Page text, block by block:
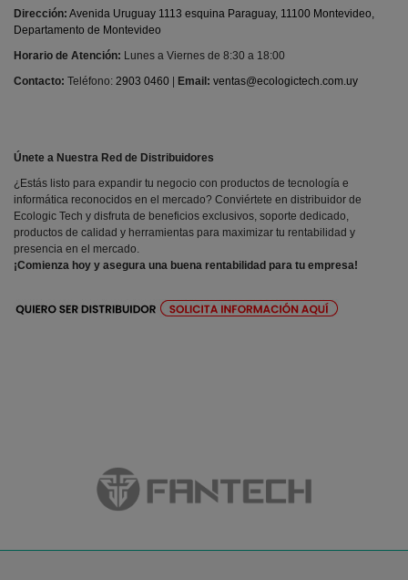
Dirección: Avenida Uruguay 1113 esquina Paraguay, 11100 Montevideo,
Departamento de Montevideo
Horario de Atención: Lunes a Viernes de 8:30 a 18:00
Contacto: Teléfono: 2903 0460 | Email: ventas@ecologictech.com.uy
Únete a Nuestra Red de Distribuidores
¿Estás listo para expandir tu negocio con productos de tecnología e
informática reconocidos en el mercado? Conviértete en distribuidor de
Ecologic Tech y disfruta de beneficios exclusivos, soporte dedicado,
productos de calidad y herramientas para maximizar tu rentabilidad y
presencia en el mercado.
¡Comienza hoy y asegura una buena rentabilidad para tu empresa!